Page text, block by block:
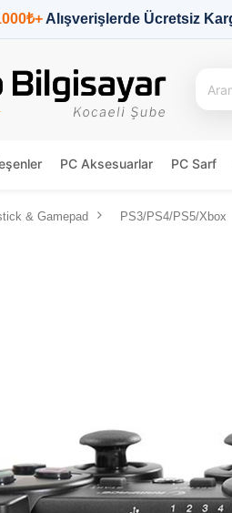
Alışverişlerde Ücretsiz
PC Aksesuarlar PC Sarf
& Gamepad PS3/PS4/PS5/Xbox